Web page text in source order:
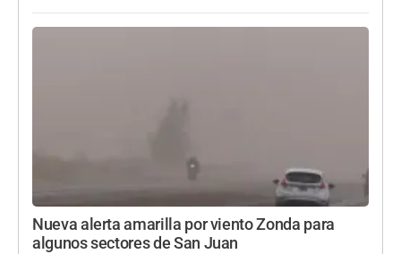
Nueva alerta amarilla por viento Zonda para
algunos sectores de San Juan